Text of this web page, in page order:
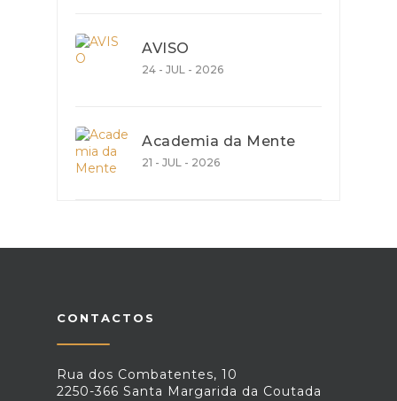
AVISO
24 - JUL - 2026
Academia da Mente
21 - JUL - 2026
CONTACTOS
Rua dos Combatentes, 10
2250-366 Santa Margarida da Coutada